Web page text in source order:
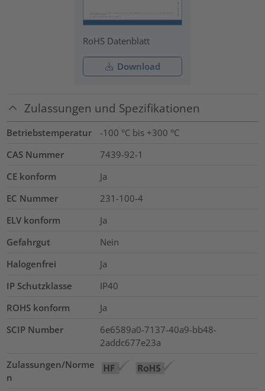
RoHS Datenblatt
Download
Zulassungen und Spezifikationen
Betriebstemperatur
-100 °C bis +300 °C
CAS Nummer
7439-92-1
CE konform
Ja
EC Nummer
231-100-4
ELV konform
Ja
Gefahrgut
Nein
Halogenfrei
Ja
IP Schutzklasse
IP40
ROHS konform
Ja
SCIP Number
6e6589a0-7137-40a9-bb48-
2addc677e23a
Zulassungen/Norme
n